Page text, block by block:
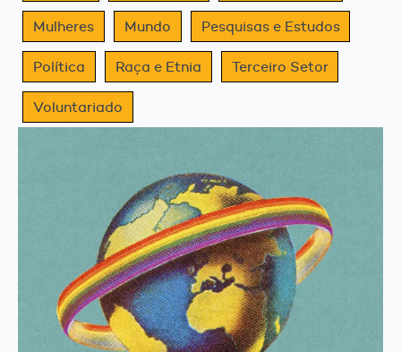
Mulheres Mundo Pesquisas e Estudos
Política Raça e Etnia Terceiro Setor
Voluntariado